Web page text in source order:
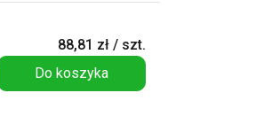
88,81 zł / szt.
Do koszyka